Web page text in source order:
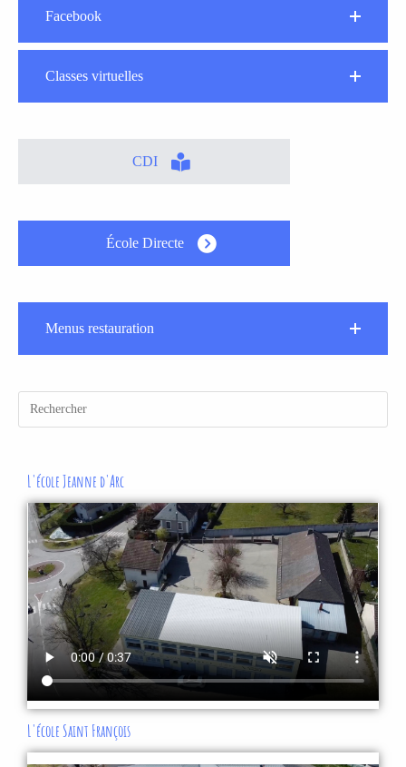
Facebook
Classes virtuelles
CDI
École Directe
Menus restauration
L'école Jeanne d'Arc
L'école Saint François